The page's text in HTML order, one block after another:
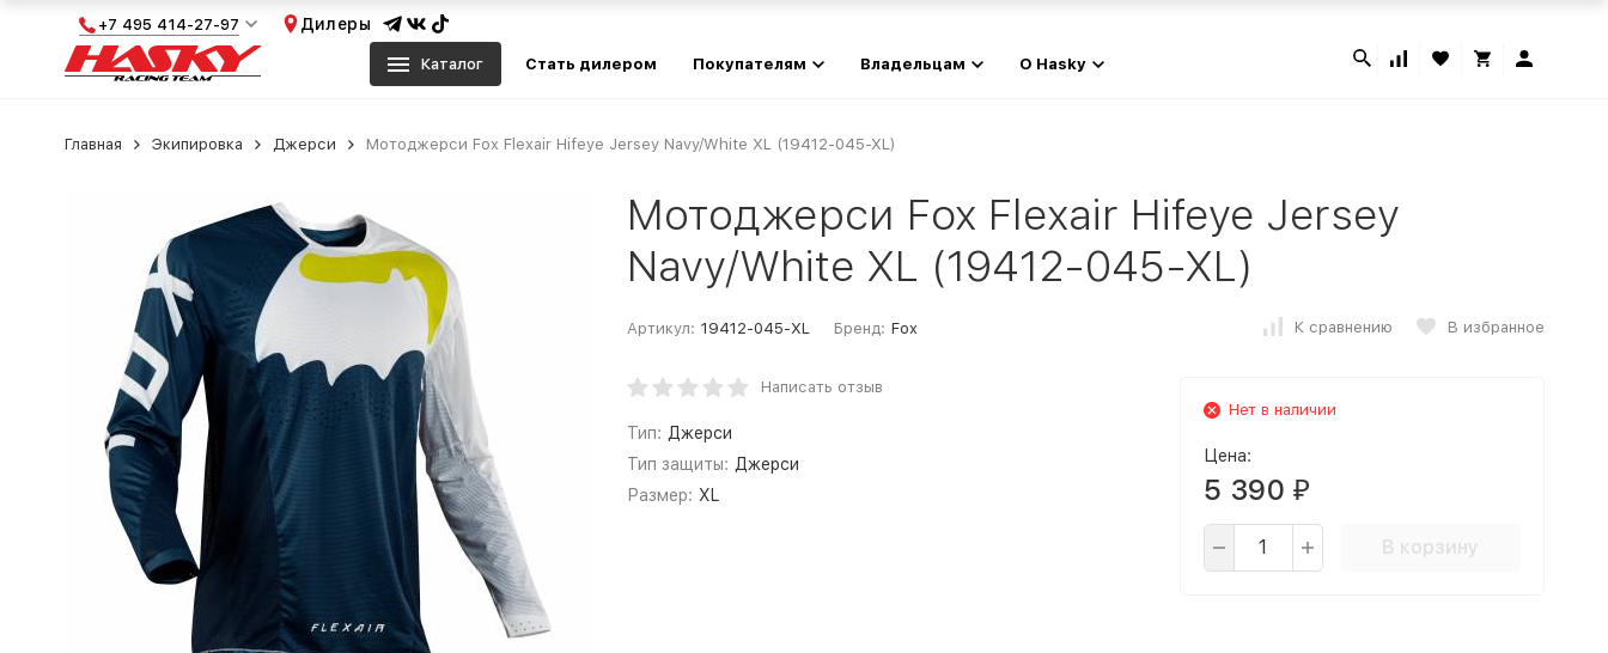
+7 495 414-27-97 Дилеры
Каталог Стать дилером Покупателям Владельцам О Hasky
Главная Экипировка Джерси Мотоджерси Fox Flexair Hifeye Jersey Navy/White XL (19412-045-XL)
Мотоджерси Fox Flexair Hifeye Jersey
Navy/White XL (19412-045-XL)
Артикул: 19412-045-XL Бренд: Fox К сравнению В избранное
Написать отзыв
Тип: Джерси
Тип защиты: Джерси
Размер: XL
Нет в наличии
Цена:
5 390 ₽
В корзину